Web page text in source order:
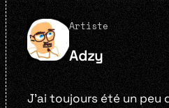
Artiste
Adzy
J’ai toujours été un